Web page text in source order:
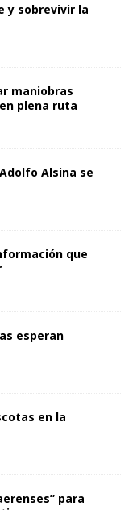
y sobrevivir la
maniobras
plena ruta
Alsina se
que
esperan
en la
para